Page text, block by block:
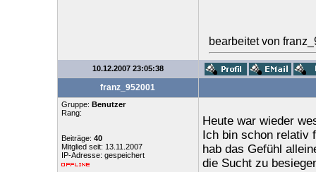
bearbeitet von
10.12.2007 23:05:38
franz_952001
Gruppe: Benutzer
Rang:
Beiträge: 40
Mitglied seit: 13.11.2007
IP-Adresse: gespeichert
Heute war wieder
Ich bin schon relativ
hab das Gefühl
die Sucht zu